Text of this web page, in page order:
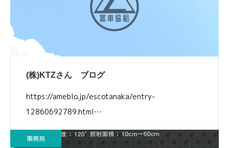
(株)KTZさん ブログ
https://ameblo.jp/escotanaka/entry-
12860692789.html…
事務局